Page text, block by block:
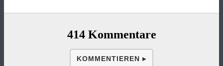
414 Kommentare
KOMMENTIEREN ▸